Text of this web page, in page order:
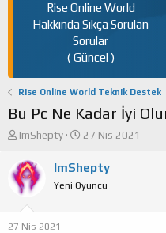
Rise Online World
Hakkında Sıkça Sorulan
Sorular
( Güncel )
Rise Online World Teknik Destek
Bu Pc Ne Kadar İyi
K
n
u
y
ImShepty
B
ş
a
27 Nis 2021
ImShepty
Yeni Oyuncu
27 Nis 2021